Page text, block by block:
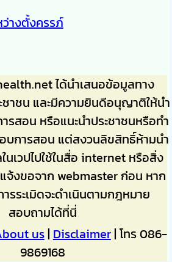
างตั้งครรภ์
ได้นำเสนอข้อมูลทาง
าชน และมีความยินดีอนุญาติให้นำ
รสอน หรือแนะนำประชาชนหรือทำ
บการสอน แต่สงวนลิขสิทธิ์ห้ามนำ
นเวปไปใช้ในสื่อ internet หรือสิ่ง
งขอจาก webmaster ก่อน หาก
รระเมิดจะดำเนินตามกฎหมาย
สอบถามได้ที่นี่
us| Disclaimer| โทร 086-
9869168